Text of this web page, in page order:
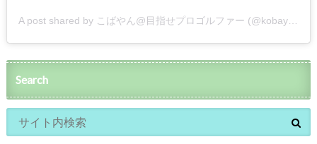
A post shared by こばやん@目指せプロゴルファー (@kobayan_golf)
Search